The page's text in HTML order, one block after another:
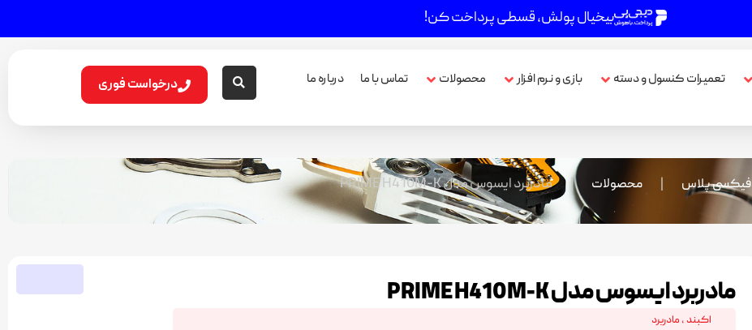
بیخیال پولش، قسطی پرداخت کن!
تعمیرات کنسول و دسته بازی و نرم افزار محصولات تماس با ما درباره ما درخواست فوری
فیکسی پلاس | محصولات | مادربرد ایسوس مدل PRIME H410M-K
مادربرد ایسوس مدل PRIME H410M-K
اکبند , مادربرد